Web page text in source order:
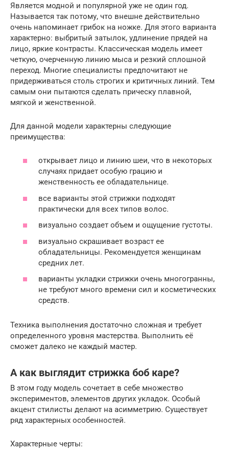
Является модной и популярной уже не один год.
Называется так потому, что внешне действительно
очень напоминает грибок на ножке. Для этого варианта
характерно: выбритый затылок, удлинение прядей на
лицо, яркие контрасты. Классическая модель имеет
четкую, очерченную линию мыса и резкий сплошной
переход. Многие специалисты предпочитают не
придерживаться столь строгих и критичных линий. Тем
самым они пытаются сделать прическу плавной,
мягкой и женственной.
Для данной модели характерны следующие
преимущества:
открывает лицо и линию шеи, что в некоторых
случаях придает особую грацию и
женственность ее обладательнице.
все варианты этой стрижки подходят
практически для всех типов волос.
визуально создает объем и ощущение густоты.
визуально скрашивает возраст ее
обладательницы. Рекомендуется женщинам
средних лет.
варианты укладки стрижки очень многогранны,
не требуют много времени сил и косметических
средств.
Техника выполнения достаточно сложная и требует
определенного уровня мастерства. Выполнить её
сможет далеко не каждый мастер.
А как выглядит стрижка боб каре?
В этом году модель сочетает в себе множество
экспериментов, элементов других укладок. Особый
акцент стилисты делают на асимметрию. Существует
ряд характерных особенностей.
Характерные черты: